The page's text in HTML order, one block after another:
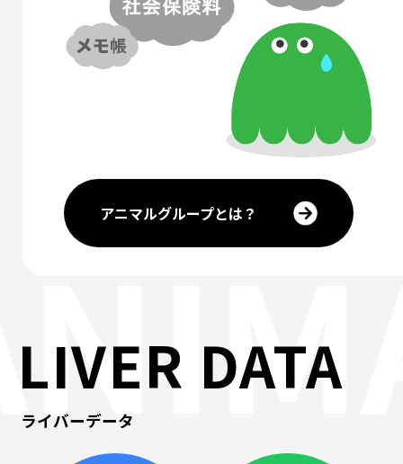
アニマルグループとは？
LIVER DATA
ライバーデータ